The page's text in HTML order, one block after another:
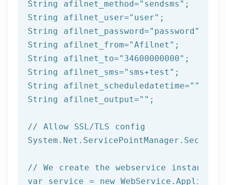
String afilnet_method="sendsms" ;
String afilnet_user="user" ;
String afilnet_password="password"
String afilnet_from="Afilnet" ;
String afilnet_to="34600000000" ;
String afilnet_sms="sms+test" ;
String afilnet_scheduledatetime=""
String afilnet_output="" ;
// Allow SSL/TLS config
// We create the webservice
var service = new